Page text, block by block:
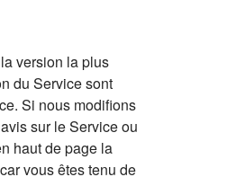
version la plus
du Service sont
Si nous modifions
sur le Service ou
haut de page la
vous êtes tenu de